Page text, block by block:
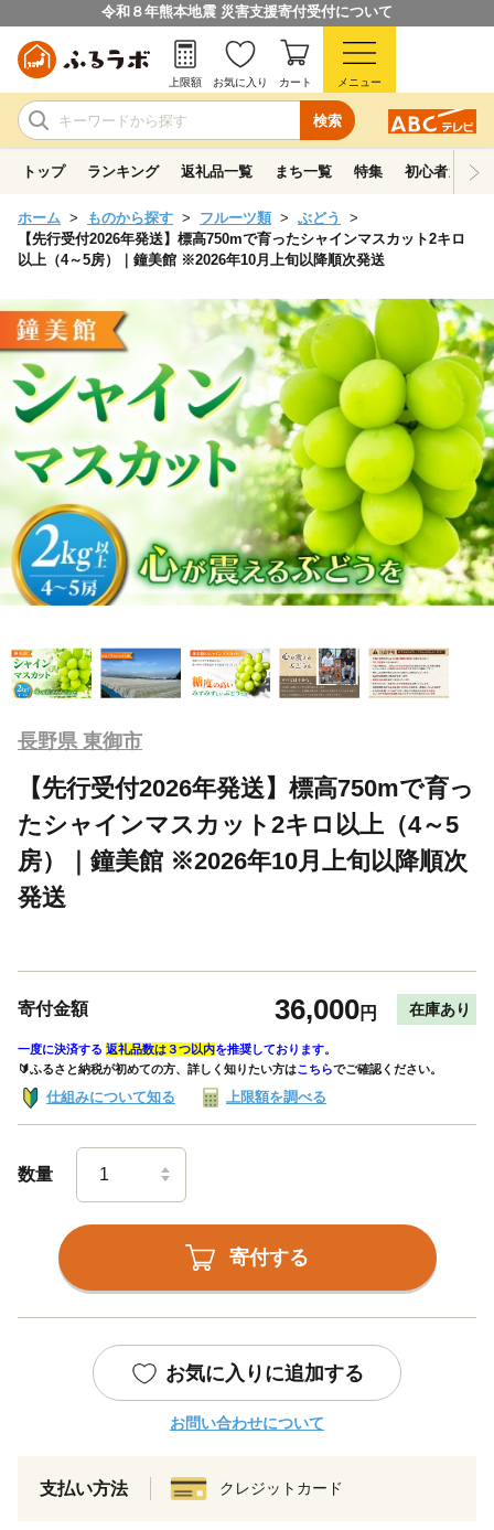
令和８年熊本地震 災害支援寄付受付について
検索
上限額 お気に入り カート メニュー
トップ ランキング 返礼品一覧 まち一覧 特集 初心者ガイド
ホーム ものから探す フルーツ類
ぶどう
【先行受付2026年発送】標高750mで育ったシャインマスカット2キロ
以上（4～5房）｜鐘美館 ※2026年10月上旬以降順次発送
長野県 東御市
【先行受付2026年発送】標高750mで育っ
たシャインマスカット2キロ以上（4～5
房）｜鐘美館 ※2026年10月上旬以降順次
発送
寄付金額 36,000円 在庫あり
一度に決済する 返礼品数は３つ以内を推奨しております。
🔰ふるさと納税が初めての方、詳しく知りたい方はこちらでご確認ください。
仕組みについて知る 上限額を調べる
数量
寄付する
お気に入りに追加する
お問い合わせについて
支払い方法 クレジットカード